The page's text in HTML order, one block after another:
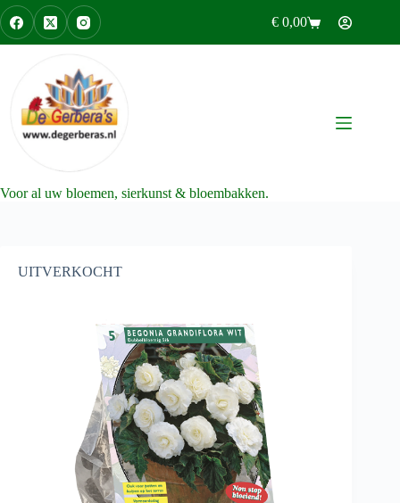
Ga
naar
de
Winkelwagen
€ 0,00
Voor al uw bloemen, sierkunst & bloembakken.
UITVERKOCHT